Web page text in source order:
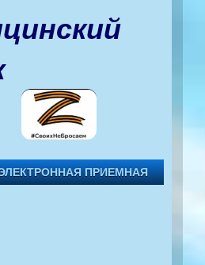
ПРИЕМНАЯ